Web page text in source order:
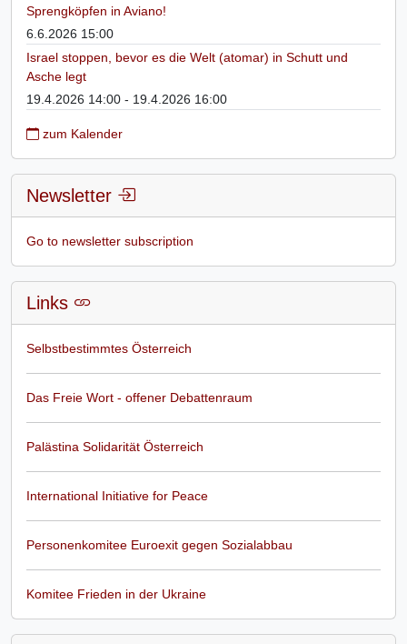
Sprengköpfen in Aviano!
6.6.2026 15:00
Israel stoppen, bevor es die Welt (atomar) in Schutt und
Asche legt
19.4.2026 14:00 - 19.4.2026 16:00
zum Kalender
Newsletter
Go to newsletter subscription
Links
Selbstbestimmtes Österreich
Das Freie Wort - offener Debattenraum
Palästina Solidarität Österreich
International Initiative for Peace
Personenkomitee Euroexit gegen Sozialabbau
Komitee Frieden in der Ukraine